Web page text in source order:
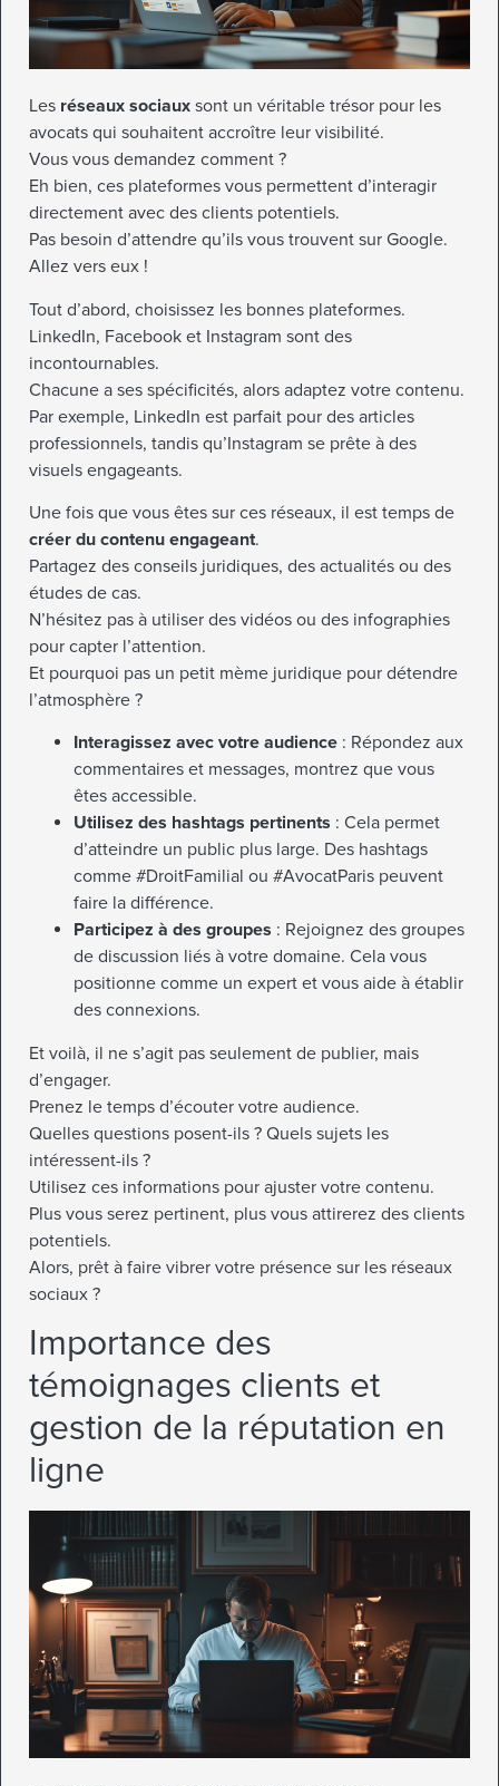
Les réseaux sociaux sont un véritable trésor pour les
avocats qui souhaitent accroître leur visibilité.
Vous vous demandez comment ?
Eh bien, ces plateformes vous permettent d’interagir
directement avec des clients potentiels.
Pas besoin d’attendre qu’ils vous trouvent sur Google.
Allez vers eux !
Tout d’abord, choisissez les bonnes plateformes.
LinkedIn, Facebook et Instagram sont des
incontournables.
Chacune a ses spécificités, alors adaptez votre contenu.
Par exemple, LinkedIn est parfait pour des articles
professionnels, tandis qu’Instagram se prête à des
visuels engageants.
Une fois que vous êtes sur ces réseaux, il est temps de
créer du contenu engageant.
Partagez des conseils juridiques, des actualités ou des
études de cas.
N’hésitez pas à utiliser des vidéos ou des infographies
pour capter l’attention.
Et pourquoi pas un petit mème juridique pour détendre
l’atmosphère ?
Interagissez avec votre audience : Répondez aux
commentaires et messages, montrez que vous
êtes accessible.
Utilisez des hashtags pertinents : Cela permet
d’atteindre un public plus large. Des hashtags
comme #DroitFamilial ou #AvocatParis peuvent
faire la différence.
Participez à des groupes : Rejoignez des groupes
de discussion liés à votre domaine. Cela vous
positionne comme un expert et vous aide à établir
des connexions.
Et voilà, il ne s’agit pas seulement de publier, mais
d’engager.
Prenez le temps d’écouter votre audience.
Quelles questions posent-ils ? Quels sujets les
intéressent-ils ?
Utilisez ces informations pour ajuster votre contenu.
Plus vous serez pertinent, plus vous attirerez des clients
potentiels.
Alors, prêt à faire vibrer votre présence sur les réseaux
sociaux ?
Importance des
témoignages clients et
gestion de la réputation en
ligne